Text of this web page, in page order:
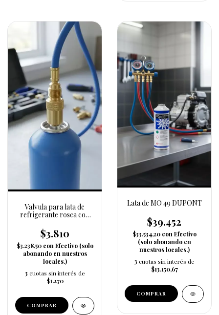
Valvula para lata de
refrigerante rosca con
$3.810
$3.238,50 con Efectivo (solo
abonando en nuestros
locales.)
3 cuotas sin interés de
$1.270
Lata de MO 49 DUPONT
$39.452
$33.534,20 con Efectivo
(solo abonando en
nuestros locales.)
3 cuotas sin interés de
$13.150,67